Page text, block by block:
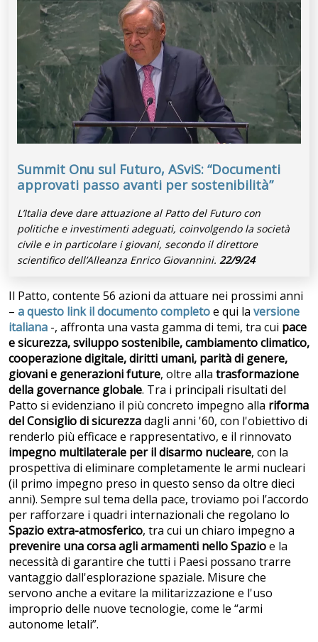
Summit Onu sul Futuro, ASviS: “Documenti
approvati passo avanti per sostenibilità”
L’Italia deve dare attuazione al Patto del Futuro con
politiche e investimenti adeguati, coinvolgendo la società
civile e in particolare i giovani, secondo il direttore
scientifico dell’Alleanza Enrico Giovannini. 22/9/24
Il Patto, contente 56 azioni da attuare nei prossimi anni
– a questo link il documento completoe qui la versione
italiana -, affronta una vasta gamma di temi, tra cui pace
e sicurezza, sviluppo sostenibile, cambiamento climatico,
cooperazione digitale, diritti umani, parità di genere,
giovani e generazioni future, oltre alla trasformazione
della governance globale. Tra i principali risultati del
Patto si evidenziano il più concreto impegno alla riforma
del Consiglio di sicurezzadagli anni '60, con l'obiettivo di
renderlo più efficace e rappresentativo, e il rinnovato
impegno multilaterale per il disarmo nucleare, con la
prospettiva di eliminare completamente le armi nucleari
(il primo impegno preso in questo senso da oltre dieci
anni). Sempre sul tema della pace, troviamo poi l’accordo
per rafforzare i quadri internazionali che regolano lo
Spazio extra-atmosferico, tra cui un chiaro impegno a
prevenire una corsa agli armamenti nello Spazioe la
necessità di garantire che tutti i Paesi possano trarre
vantaggio dall'esplorazione spaziale. Misure che
servono anche a evitare la militarizzazione e l'uso
improprio delle nuove tecnologie, come le “armi
autonome letali”.